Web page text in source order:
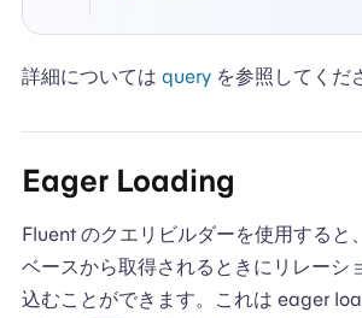
詳細については queryを参照してくだ
Eager Loading
Fluent のクエリビルダーを使用すると
ベースから取得されるときにリレーシ
込むことができます。これは eager